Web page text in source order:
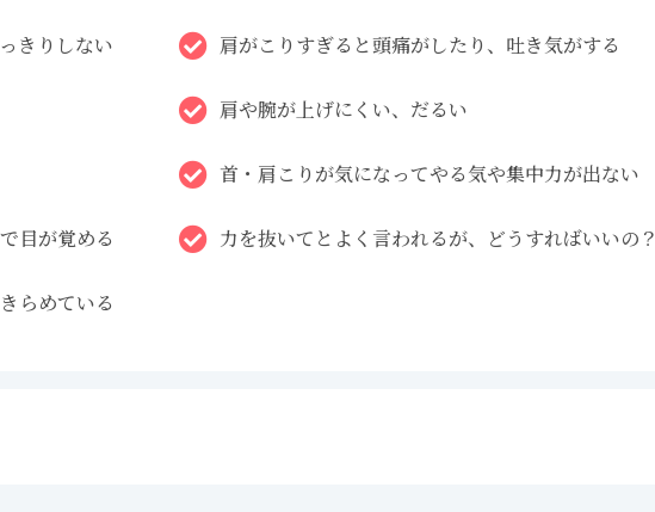
きりしない 肩がこりすぎると頭痛がしたり、吐き気がする
肩や腕が上げにくい、だるい
首・肩こりが気になってやる気や集中力が出ない
目が覚める 力を抜いてとよく言われるが、どうすればいいの？
らめている